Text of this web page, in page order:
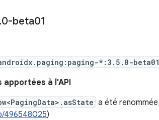
.0-beta01
*:3.5.0-beta01
à l'API
a été renommée
496548025)